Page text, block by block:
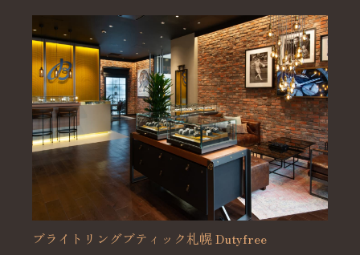
ブライトリングブティック札幌 Dutyfree